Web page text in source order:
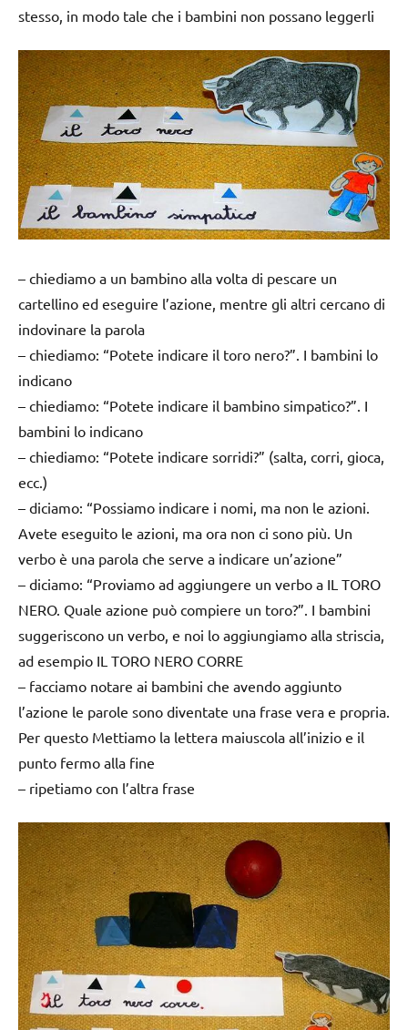
stesso, in modo tale che i bambini non possano leggerli
– chiediamo a un bambino alla volta di pescare un
cartellino ed eseguire l’azione, mentre gli altri cercano di
indovinare la parola
– chiediamo: “Potete indicare il toro nero?”. I bambini lo
indicano
– chiediamo: “Potete indicare il bambino simpatico?”. I
bambini lo indicano
– chiediamo: “Potete indicare sorridi?” (salta, corri, gioca,
ecc.)
– diciamo: “Possiamo indicare i nomi, ma non le azioni.
Avete eseguito le azioni, ma ora non ci sono più. Un
verbo è una parola che serve a indicare un’azione”
– diciamo: “Proviamo ad aggiungere un verbo a IL TORO
NERO. Quale azione può compiere un toro?”. I bambini
suggeriscono un verbo, e noi lo aggiungiamo alla striscia,
ad esempio IL TORO NERO CORRE
– facciamo notare ai bambini che avendo aggiunto
l’azione le parole sono diventate una frase vera e propria.
Per questo Mettiamo la lettera maiuscola all’inizio e il
punto fermo alla fine
– ripetiamo con l’altra frase